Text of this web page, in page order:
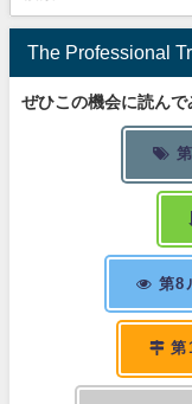
The Professional
ぜひこの機会に読んで
第8
第